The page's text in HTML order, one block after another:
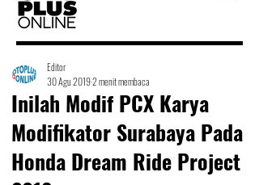
Inilah Modif PCX Karya
Modifikator Surabaya Pada
Honda Dream Ride Project
Editor
30 Agu 20192 menit membaca